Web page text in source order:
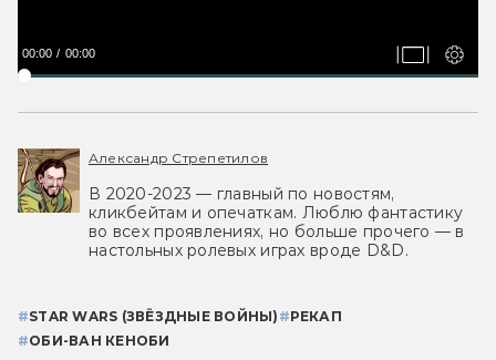
00:00 00:00
Александр Стрепетилов
В 2020-2023 — главный по новостям,
кликбейтам и опечаткам. Люблю фантастику
во всех проявлениях, но больше прочего — в
настольных ролевых играх вроде D&D.
#STAR WARS (ЗВЁЗДНЫЕ ВОЙНЫ) #РЕКАП
#ОБИ-ВАН КЕНОБИ